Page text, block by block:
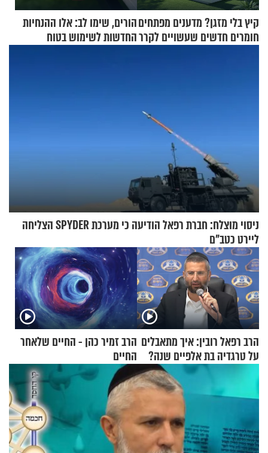
קיץ בלי מזגן? מדענים מפתחים
חומרים חדשים שעשויים לקרר
הורים, שימו לב: אלו ההנחיות
החדשות לשימוש בטוח
ניסוי מוצלח: חברת רפאל הודיעה כי מערכת SPYDER הצליחה
ליירט כטב"ם
הרב רפאל רובין: איך מתאבלים
על טרגדיה בת אלפיים שנה?
הרב זמיר כהן - החיים שלאחר
החיים